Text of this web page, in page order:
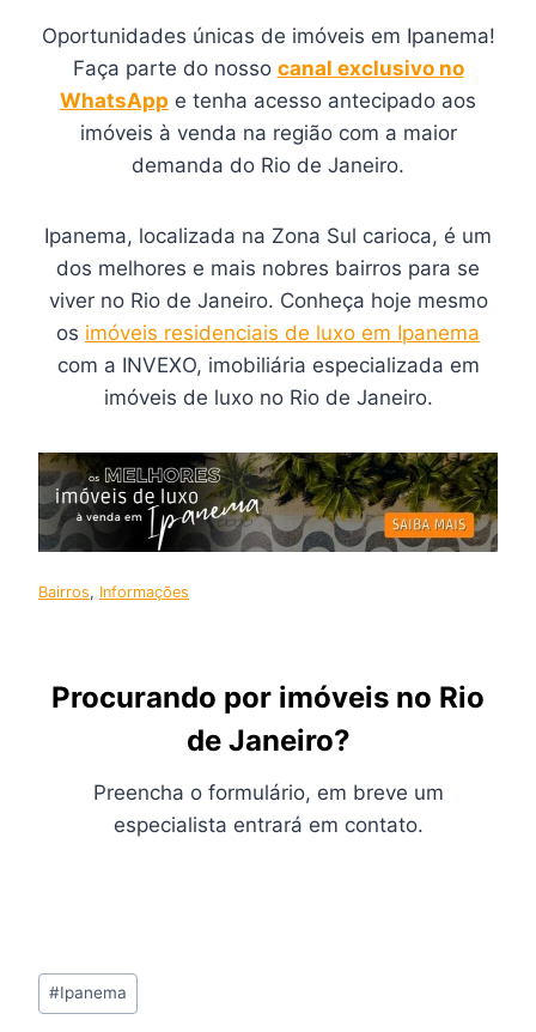
Oportunidades únicas de imóveis em Ipanema!
Faça parte do nosso canal exclusivo no
WhatsApp e tenha acesso antecipado aos
imóveis à venda na região com a maior
demanda do Rio de Janeiro.
Ipanema, localizada na Zona Sul carioca, é um
dos melhores e mais nobres bairros para se
viver no Rio de Janeiro. Conheça hoje mesmo
os imóveis residenciais de luxo em Ipanema
com a INVEXO, imobiliária especializada em
imóveis de luxo no Rio de Janeiro.
Bairros, Informações
Procurando por imóveis no Rio
de Janeiro?
Preencha o formulário, em breve um
especialista entrará em contato.
Tags
do
#Ipanema